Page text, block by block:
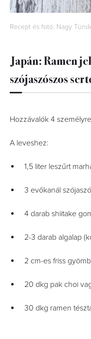
Recept és fotó: Nagy
Japán: Ramen
szójaszószos
Hozzávalók 4
A leveshez:
1,5 liter leszűrt
3 evőkanál
4 darab shiitake
2-3 darab algalap
2 cm-es friss
20 dkg pak choi
30 dkg ramen